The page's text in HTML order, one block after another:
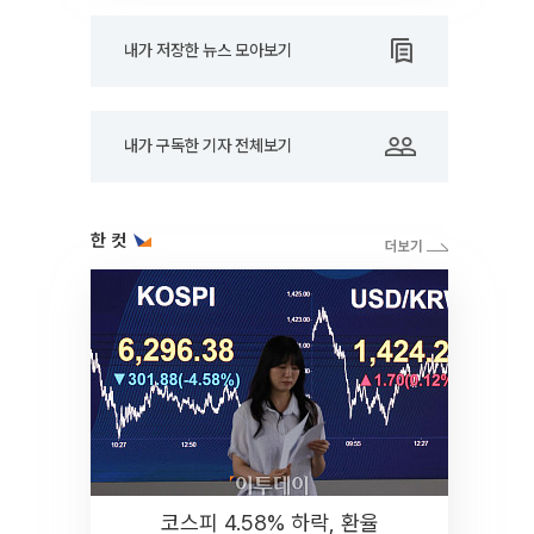
내가 저장한 뉴스 모아보기
내가 구독한 기자 전체보기
한 컷
코스피 4.58% 하락, 환율